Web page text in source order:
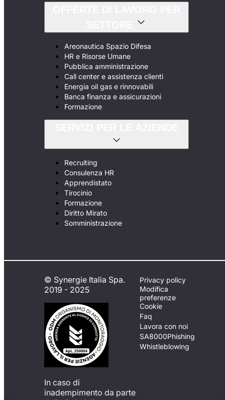
Areonautica Spazio Difesa
HR e Risorse Umane
Pubblica amministrazione
Call center e assistenza clienti
Energia oil gas e rinnovabili
Banca finanza e assicurazioni
Formazione
Recruiting
Consulenza HR
Apprendistato
Tirocinio
Formazione
Diritto Mirato
Somministrazione
© Synergie Italia Spa.
2019 - 2025
In caso di
inadempimento da parte
Privacy policy
Modifica
preferenze
Cookie
Faq
Lavora con noi
SA8000Phishing
Whistleblowing